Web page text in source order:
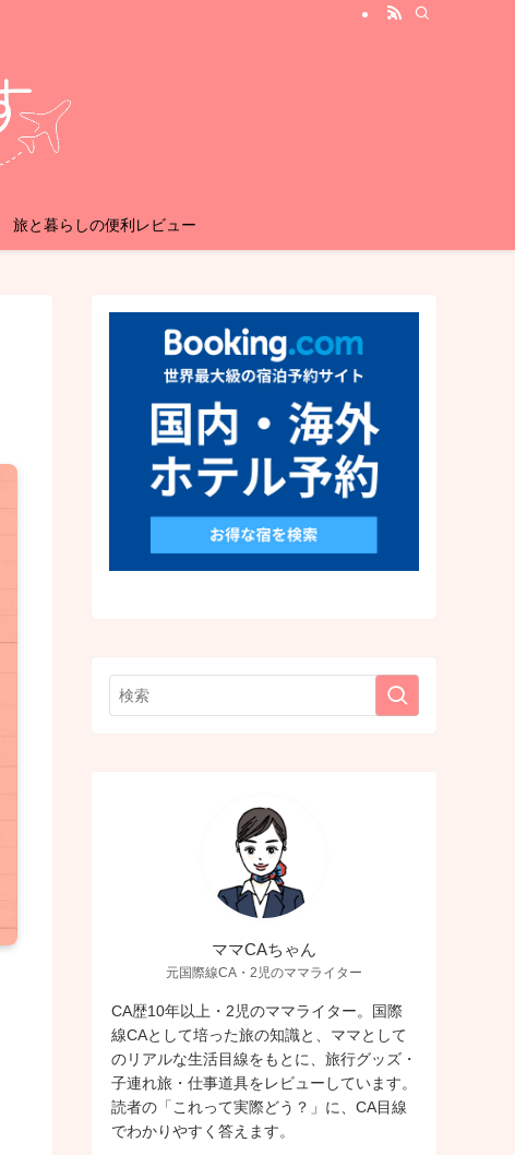
旅と暮らしの便利レビュー
ママCAちゃん
元国際線CA・2児のママライター
CA歴10年以上・2児のママライター。国際
線CAとして培った旅の知識と、ママとして
のリアルな生活目線をもとに、旅行グッズ・
子連れ旅・仕事道具をレビューしています。
読者の「これって実際どう？」に、CA目線
でわかりやすく答えます。